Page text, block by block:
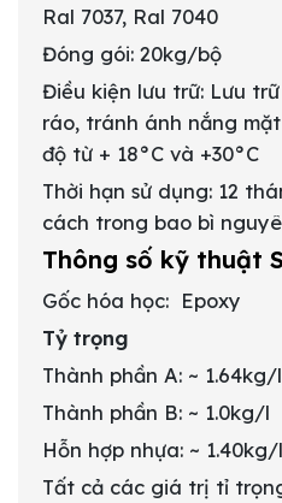
Ral 7037, Ral 7040
Đóng gói: 20kg/bộ
Điều kiện lưu trữ: Lưu
ráo, tránh ánh nắng
độ từ + 18°C và +30°C
Thời hạn sử dụng: 12
cách trong bao bì
Thông số kỹ thuật
Gốc hóa học: Epoxy
Tỷ trọng
Thành phần A: ~ 1.64kg/l
Thành phần B: ~ 1.0kg/l
Hỗn hợp nhựa: ~ 1.40kg/l
Tất cả các giá trị tỉ